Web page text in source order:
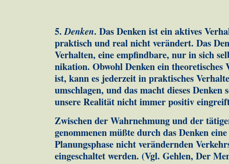
5.Denken. Das Denken ist ein aktives
praktisch und real nicht verändert. Das
Verhalten, eine em­pfind­ba­re, nur in sich
nikation. Ob­wohl Denken ein theo­re­ti­sches
ist, kann es je­der­zeit in praktisches
umschlagen, und das macht dieses Denken
unsere Realität nicht immer positiv
Zwischen der Wahrnehmung und der
genommenen müß­te durch das Denken
Planungsphase nicht verän­dern­den
eingeschaltet werden. (Vgl. Gehlen, Der